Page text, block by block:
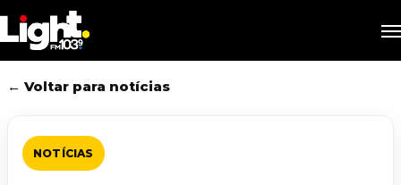
to
main
content
← Voltar para notícias
NOTÍCIAS